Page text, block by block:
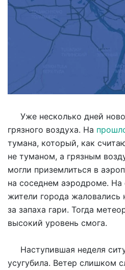
Уже несколько дней
грязного воздуха. На
тумана, который, как
не туманом, а грязным
могли приземлиться в
на соседнем аэродроме.
жители города жаловались
за запаха гари. Тогда
высокий уровень смога.
Наступившая неделя
усугубила. Ветер слишком